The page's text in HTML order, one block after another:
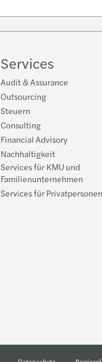
Services
Audit & Assurance
Outsourcing
Steuern
Consulting
Financial Advisory
Nachhaltigkeit
Services für KMU und
Familienunternehmen
Services für Privatpersonen